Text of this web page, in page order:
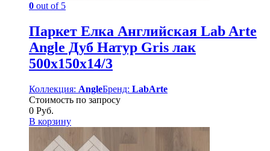
0 out of 5
Паркет Елка Английская Lab Arte
Angle Дуб Натур Gris лак
500х150х14/3
Коллекция: AngleБренд: LabArte
Стоимость по запросу
0 Руб.
В корзину